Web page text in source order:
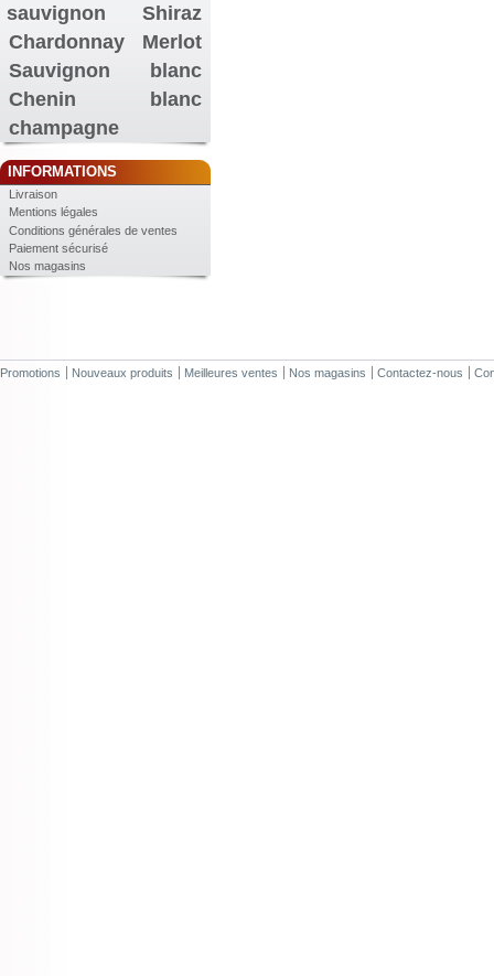
sauvignon
Shiraz
Chardonnay
Merlot
Sauvignon blanc
Chenin blanc
champagne
INFORMATIONS
Livraison
Mentions légales
Conditions générales de ventes
Paiement sécurisé
Nos magasins
Promotions Nouveaux produits Meilleures ventes Nos magasins Contactez-nous